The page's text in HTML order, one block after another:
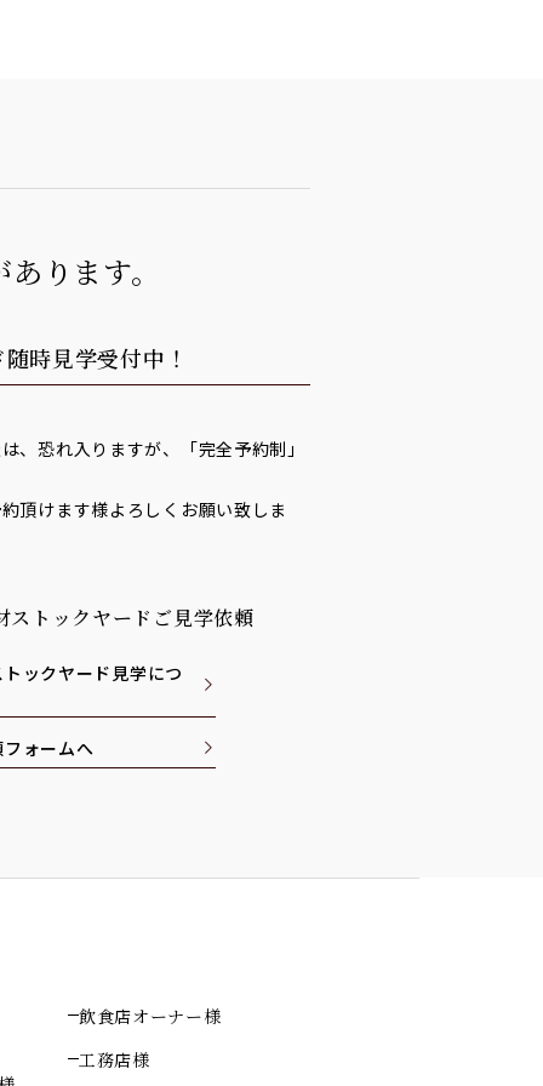
ります。
時見学受付中！
、恐れ入りますが、「完全予約制」
頂けます様よろしくお願い致しま
ストックヤードご見学依頼
ックヤード見学につ
ォームへ
飲食店オーナー様
工務店様